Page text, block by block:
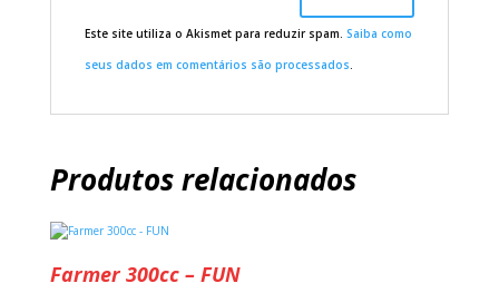
Este site utiliza o Akismet para reduzir spam. Saiba como
seus dados em comentários são processados.
Produtos relacionados
Farmer 300cc – FUN